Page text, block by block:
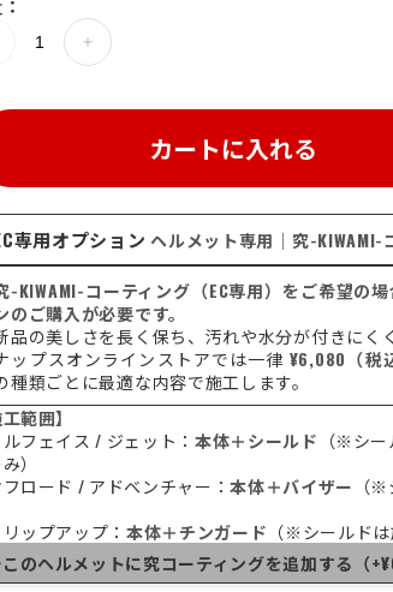
カートに入れる
専用オプション ヘルメット専用｜究-KIWAMI-
-KIWAMI-コーティング（EC専用）をご希望の
のご購入が必要です。
品の美しさを長く保ち、汚れや水分が付きにく
ップスオンラインストアでは一律 ¥6,080（税
種類ごとに最適な内容で施工します。
工範囲】
ルフェイス / ジェット： 本体＋シールド （※シ
）
フロード / アドベンチャー：本体＋バイザー （
リップアップ：本体＋チンガード （※シールドは
このヘルメットに究コーティングを追加する（